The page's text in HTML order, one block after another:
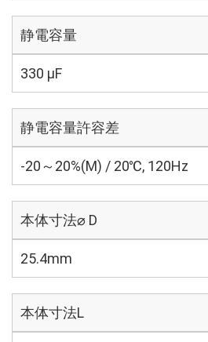
静電容量
330 µF
静電容量許容差
-20～20%(M) / 20℃, 120Hz
本体寸法⌀ D
25.4mm
本体寸法L